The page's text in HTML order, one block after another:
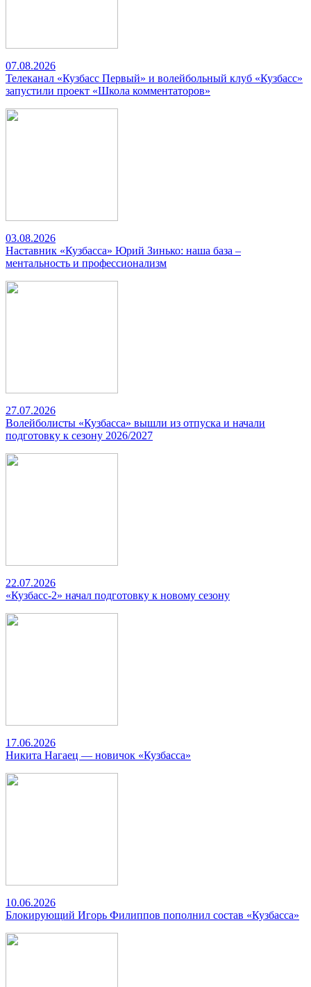
07.08.2026
Телеканал «Кузбасс Первый» и волейбольный клуб «Кузбасс»
запустили проект «Школа комментаторов»
03.08.2026
Наставник «Кузбасса» Юрий Зинько: наша база –
ментальность и профессионализм
27.07.2026
Волейболисты «Кузбасса» вышли из отпуска и начали
подготовку к сезону 2026/2027
22.07.2026
«Кузбасс-2» начал подготовку к новому сезону
17.06.2026
Никита Нагаец — новичок «Кузбасса»
10.06.2026
Блокирующий Игорь Филиппов пополнил состав «Кузбасса»